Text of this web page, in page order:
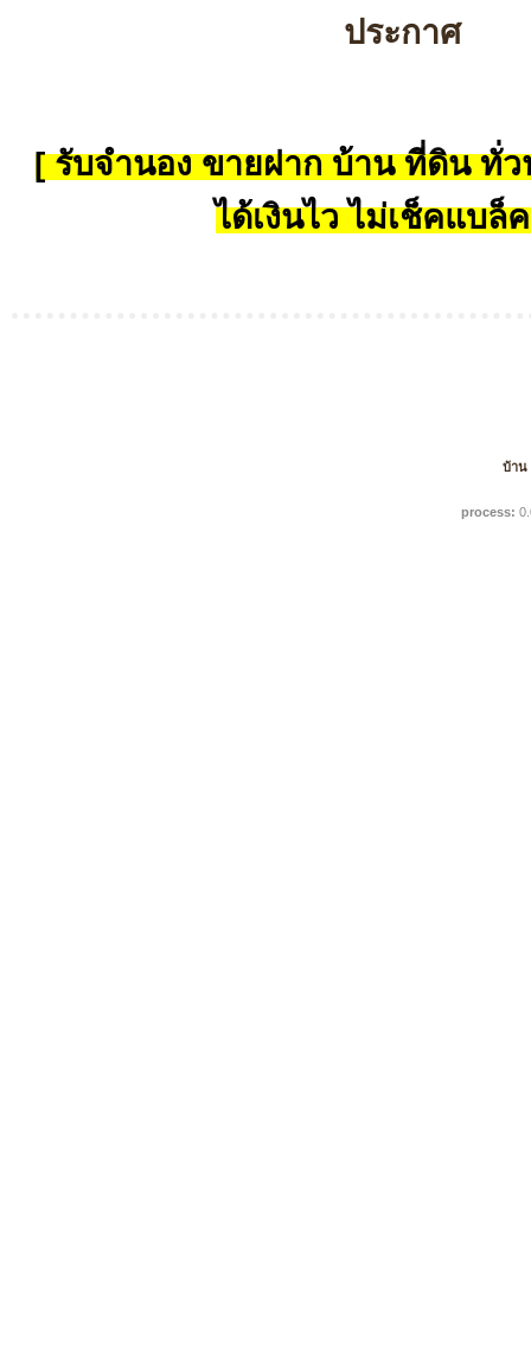
ประกาศ
[ รับจำนอง ขายฝาก บ้าน ที่ดิน ทั่ว
ได้เงินไว ไม่เช็คแบล็
บ้าน
process: